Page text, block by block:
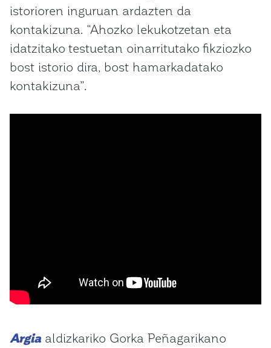
istorioren inguruan ardazten da
kontakizuna. “Ahozko lekukotzetan eta
idatzitako testuetan oinarritutako fikziozko
bost istorio dira, bost hamarkadatako
kontakizuna”.
Argia aldizkariko Gorka Peñagarikano